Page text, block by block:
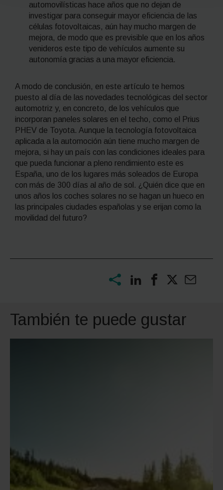
automovilísticas hace años que no dejan de
investigar para conseguir mayor eficiencia de las
células fotovoltaicas, aún hay mucho margen de
mejora, de modo que es previsible que en los años
venideros este tipo de vehículos aumente su
autonomía gracias a una mayor eficiencia.
A modo de conclusión, en este artículo te hemos
puesto al día de las novedades tecnológicas del sector
automotriz y, en concreto, de los vehículos que
incorporan paneles solares en el techo, como el Prius
PHEV de Toyota. Aunque la tecnología fotovoltaica
aplicada a la automoción aún tiene mucho margen de
mejora, si hay un país con las condiciones ideales para
que pueda funcionar a pleno rendimiento este es
España, uno de los lugares más soleados de Europa
con más de 300 días al año de sol. ¿Quién dice que en
unos años los coches solares no se hagan un hueco en
las principales ciudades españolas y se erijan como la
movilidad del futuro?
También te puede gustar